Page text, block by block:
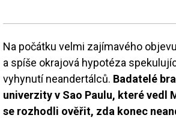
Na počátku velmi zajímavého
a spíše okrajová hypotéza
vyhynutí neandertálců. Badatelé
univerzity v Sao Paulu, které vedl
se rozhodli ověřit, zda konec